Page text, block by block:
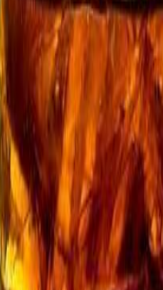
principales países